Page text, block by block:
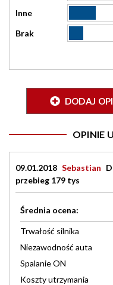
Inne
Brak
DODAJ
OPINIE
09.01.2018 Sebastian
przebieg 179 tys
Średnia ocena:
Trwałość silnika
Niezawodność auta
Spalanie ON
Koszty utrzymania